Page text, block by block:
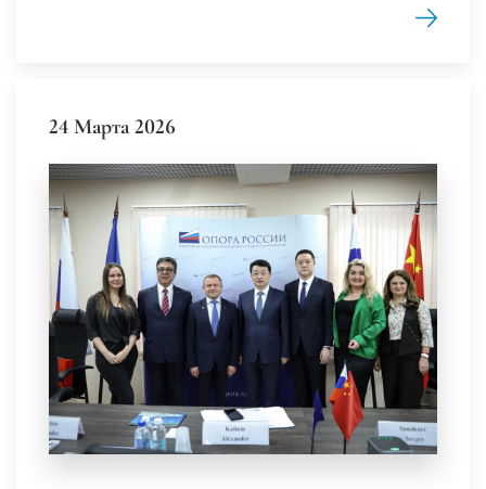
24 Марта 2026